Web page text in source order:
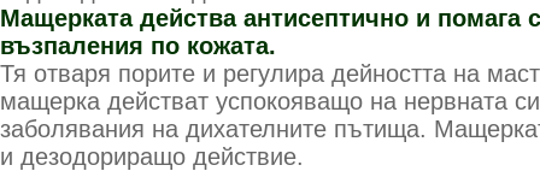
Мащерката действа антисептично и помага
възпаления по кожата.
Тя отваря порите и регулира дей­ността на
мащерка действат успо­кояващо на нервната
заболявания на диха­телните пъти­ща.
и дезодориращо действие.